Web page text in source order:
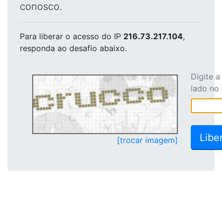
conosco.
Para liberar o acesso do IP 216.73.217.104,
responda ao desafio abaixo.
[trocar imagem]
Digite
lado no